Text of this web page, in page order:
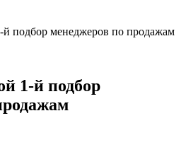
й подбор менеджеров по продажам
1-й подбор